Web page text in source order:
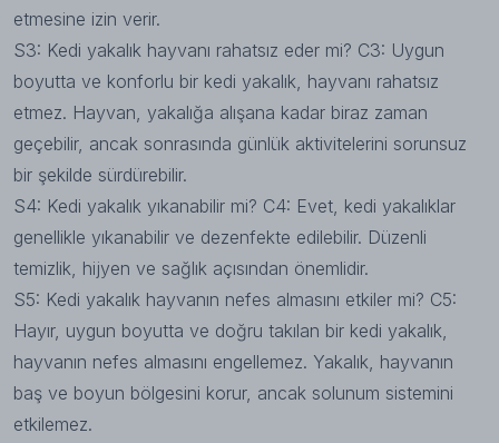
etmesine izin verir.
S3: Kedi yakalık hayvanı rahatsız eder mi? C3: Uygun
boyutta ve konforlu bir kedi yakalık, hayvanı rahatsız
etmez. Hayvan, yakalığa alışana kadar biraz zaman
geçebilir, ancak sonrasında günlük aktivitelerini sorunsuz
bir şekilde sürdürebilir.
S4: Kedi yakalık yıkanabilir mi? C4: Evet, kedi yakalıklar
genellikle yıkanabilir ve dezenfekte edilebilir. Düzenli
temizlik, hijyen ve sağlık açısından önemlidir.
S5: Kedi yakalık hayvanın nefes almasını etkiler mi? C5:
Hayır, uygun boyutta ve doğru takılan bir kedi yakalık,
hayvanın nefes almasını engellemez. Yakalık, hayvanın
baş ve boyun bölgesini korur, ancak solunum sistemini
etkilemez.